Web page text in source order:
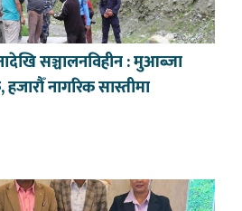
सञ्चालनविहीन : मुआब्जा
नागरिक सास्तीमा